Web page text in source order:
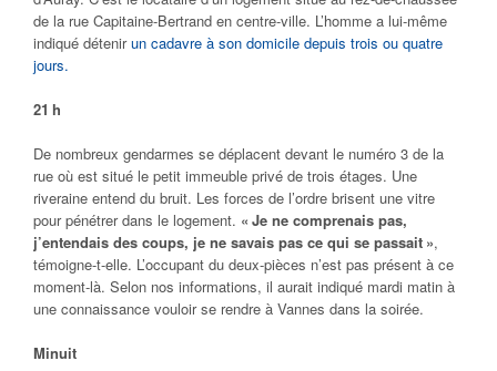
de la rue Capitaine-Bertrand en centre-ville. L’homme a lui-même
indiqué détenirun cadavre à son domicile depuis trois ou quatre
jours.
21 h
De nombreux gendarmes se déplacent devant le numéro 3 de la
rue où est situé le petit immeuble privé de trois étages. Une
riveraine entend du bruit. Les forces de l’ordre brisent une vitre
pour pénétrer dans le logement. « Je ne comprenais pas,
j’entendais des coups, je ne savais pas ce qui se passait »,
témoigne-t-elle. L’occupant du deux-pièces n’est pas présent à ce
moment-là. Selon nos informations, il aurait indiqué mardi matin à
une connaissance vouloir se rendre à Vannes dans la soirée.
Minuit